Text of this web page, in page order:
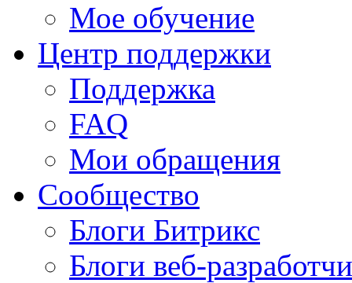
Мое обучение
Центр поддержки
Поддержка
FAQ
Мои обращения
Сообщество
Блоги Битрикс
Блоги веб-